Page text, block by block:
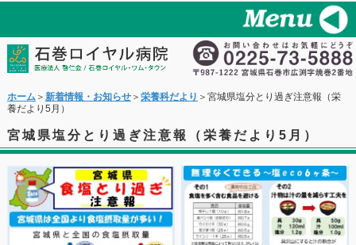
ホーム＞ 新着情報・お知らせ＞ 栄養科だより ＞宮城県塩分とり過ぎ注意報（栄
養だより5月）
宮城県塩分とり過ぎ注意報（栄養だより5月）